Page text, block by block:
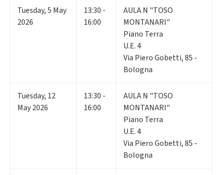
Tuesday,5 May
2026
13:30 -
16:00
AULA N "TOSO
MONTANARI"
Piano Terra
U.E. 4
Via Piero Gobetti, 85 -
Bologna
Tuesday, 12
May 2026
13:30 -
16:00
AULA N "TOSO
MONTANARI"
Piano Terra
U.E. 4
Via Piero Gobetti, 85 -
Bologna